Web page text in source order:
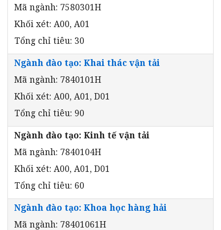
Mã ngành: 7580301H
Khối xét: A00, A01
Tổng chỉ tiêu: 30
Ngành đào tạo: Khai thác vận tải
Mã ngành: 7840101H
Khối xét: A00, A01, D01
Tổng chỉ tiêu: 90
Ngành đào tạo: Kinh tế vận tải
Mã ngành: 7840104H
Khối xét: A00, A01, D01
Tổng chỉ tiêu: 60
Ngành đào tạo: Khoa học hàng hải
Mã ngành: 78401061H